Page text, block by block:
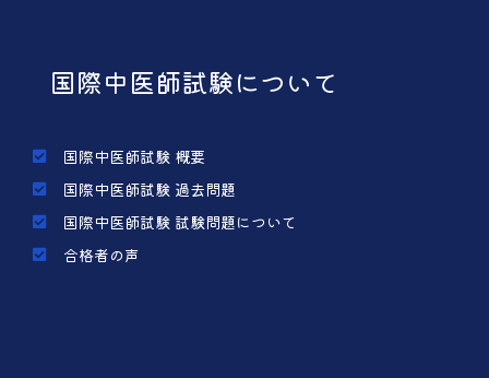
国際中医師試験について
国際中医師試験 概要
国際中医師試験 過去問題
国際中医師試験 試験問題について
合格者の声